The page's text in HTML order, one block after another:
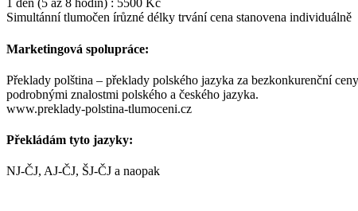
1 den (5 až 8 hodin) : 5500 Kč
Simultánní tlumočen írůzné délky trvání cena stanovena individuálně
Marketingová spolupráce:
Překlady polština – překlady polského jazyka za bezkonkurenční
podrobnými znalostmi polského a českého jazyka.
www.preklady-polstina-tlumoceni.cz
Překládám tyto jazyky:
NJ-ČJ, AJ-ČJ, ŠJ-ČJ a naopak